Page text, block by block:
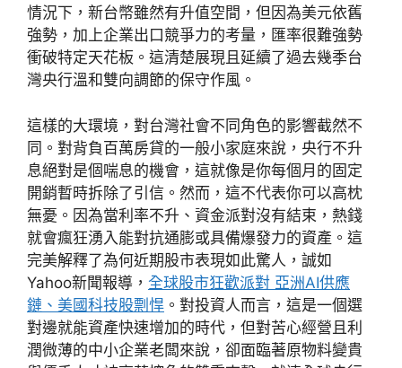
情況下，新台幣雖然有升值空間，但因為美元依舊
強勢，加上企業出口競爭力的考量，匯率很難強勢
衝破特定天花板。這清楚展現且延續了過去幾季台
灣央行溫和雙向調節的保守作風。
這樣的大環境，對台灣社會不同角色的影響截然不
同。對背負百萬房貸的一般小家庭來說，央行不升
息絕對是個喘息的機會，這就像是你每個月的固定
開銷暫時拆除了引信。然而，這不代表你可以高枕
無憂。因為當利率不升、資金派對沒有結束，熱錢
就會瘋狂湧入能對抗通膨或具備爆發力的資產。這
完美解釋了為何近期股市表現如此驚人，誠如
Yahoo新聞報導， 全球股市狂歡派對 亞洲AI供應
鏈、美國科技股剽悍 。對投資人而言，這是一個選
對邊就能資產快速增加的時代，但對苦心經營且利
潤微薄的中小企業老闆來說，卻面臨著原物料變貴